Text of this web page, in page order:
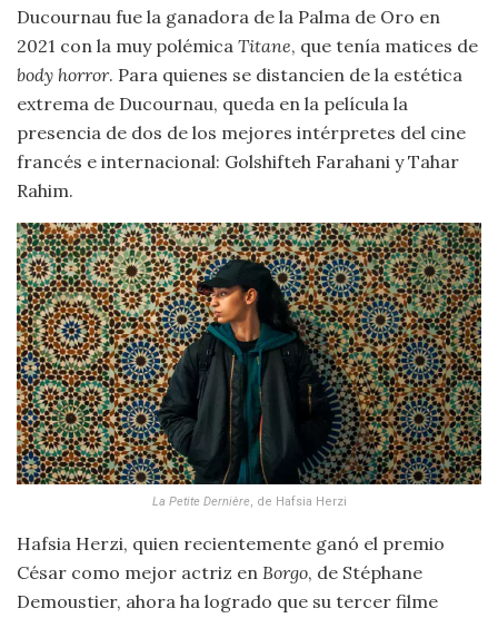
Ducournau fue la ganadora de la Palma de Oro en
2021 con la muy polémica Titane, que tenía matices de
body horror. Para quienes se distancien de la estética
extrema de Ducournau, queda en la película la
presencia de dos de los mejores intérpretes del cine
francés e internacional: Golshifteh Farahani y Tahar
Rahim.
La Petite Dernière, de Hafsia Herzi
Hafsia Herzi, quien recientemente ganó el premio
César como mejor actriz en Borgo, de Stéphane
Demoustier, ahora ha logrado que su tercer filme